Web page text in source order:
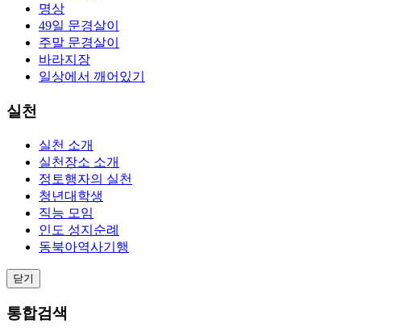
명상
49일 문경살이
주말 문경살이
바라지장
일상에서 깨어있기
실천
실천 소개
실천장소 소개
정토행자의 실천
청년대학생
직능 모임
인도 성지순례
동북아역사기행
닫기
통합검색